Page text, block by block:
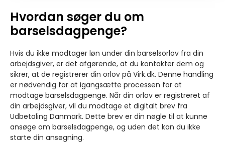
Hvordan søger du om
barselsdagpenge?
Hvis du ikke modtager løn under din barselsorlov fra din
arbejdsgiver, er det afgørende, at du kontakter dem og
sikrer, at de registrerer din orlov på Virk.dk. Denne handling
er nødvendig for at igangsætte processen for at
modtage barselsdagpenge. Når din orlov er registreret af
din arbejdsgiver, vil du modtage et digitalt brev fra
Udbetaling Danmark. Dette brev er din nøgle til at kunne
ansøge om barselsdagpenge, og uden det kan du ikke
starte din ansøgning.